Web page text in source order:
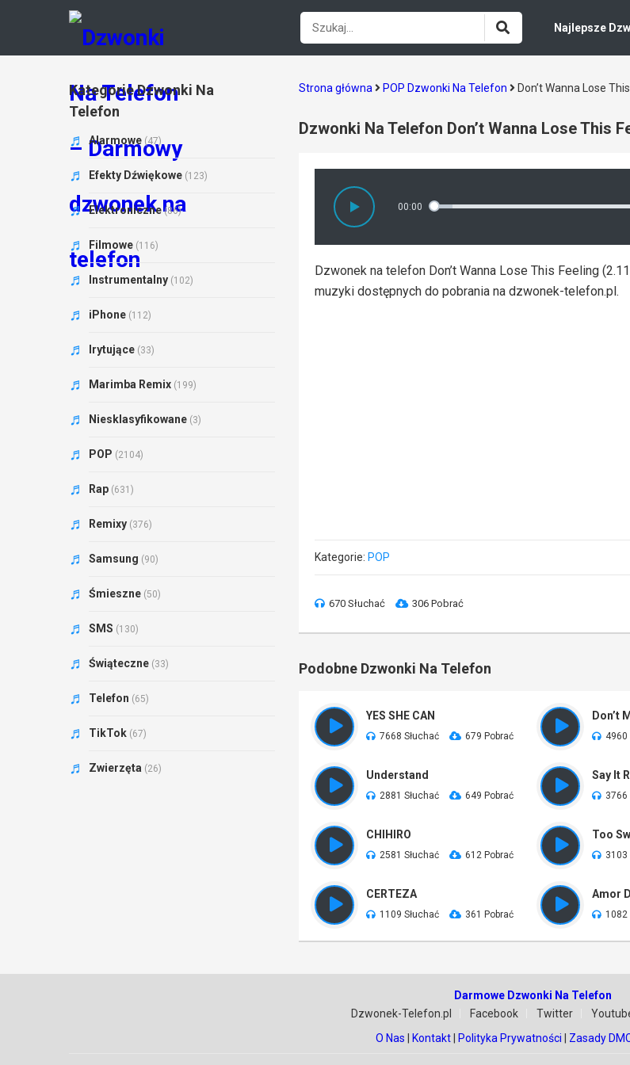
Najlepsze
Strona główna POP Dzwonki Na Telefon Don’t Wanna Lose
Dzwonki Na Telefon Don’t Wanna Lose This
00:00
Dzwonek na telefon Don’t Wanna Lose This Feeling
muzyki dostępnych do pobrania na dzwonek-telefon.pl.
Kategorie: POP
670 Słuchać 306 Pobrać
Podobne Dzwonki Na Telefon
YES SHE CAN
7668 Słuchać 679 Pobrać
Don’t
4960
Understand
2881 Słuchać 649 Pobrać
Say It
3766
CHIHIRO
2581 Słuchać 612 Pobrać
Too
3103
CERTEZA
1109 Słuchać 361 Pobrać
Amor
1082
Kategorie Dzwonki Na
Telefon
Alarmowe (47)
Efekty Dźwiękowe (123)
Elektroniczne (86)
Filmowe (116)
Instrumentalny (102)
iPhone (112)
Irytujące (33)
Marimba Remix (199)
Niesklasyfikowane (3)
POP (2104)
Rap (631)
Remixy (376)
Samsung (90)
Śmieszne (50)
SMS (130)
Świąteczne (33)
Telefon (65)
TikTok (67)
Zwierzęta (26)
Darmowe Dzwonki Na Telefon
Dzwonek-Telefon.pl
Facebook Twitter
O Nas
Kontakt| Polityka Prywatności Zasady